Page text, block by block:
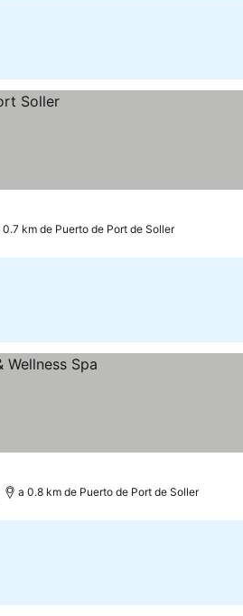
0.7 km de Puerto de Port de Soller
a 0.8 km de Puerto de Port de Soller